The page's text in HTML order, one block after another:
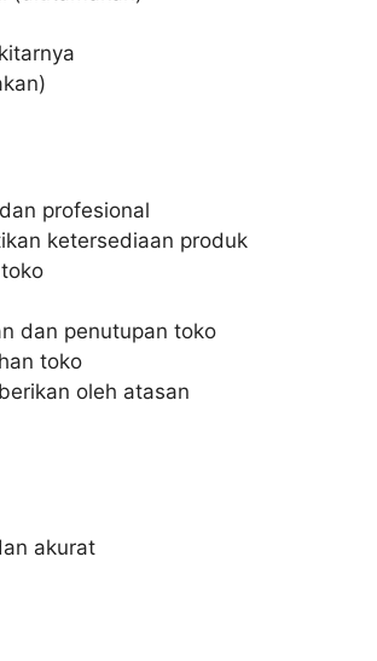
profesional
ketersediaan produk
dan penutupan toko
toko
oleh atasan
akurat